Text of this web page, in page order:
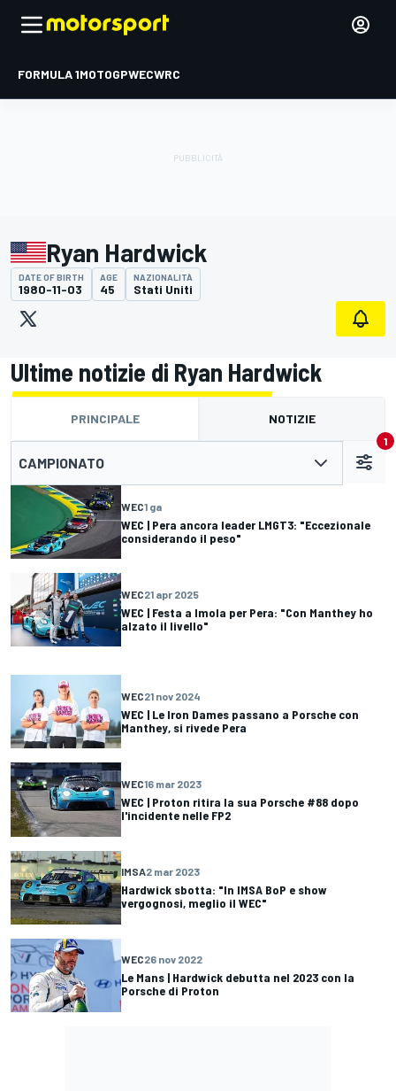
FORMULA 1MOTOGPWECWRC
Ryan Hardwick
DATE OF BIRTH
1980-11-03
AGE
45
NAZIONALITÀ
Stati Uniti
Ultime notizie di Ryan Hardwick
PRINCIPALE NOTIZIE
CAMPIONATO
1
WEC1 ga
WEC | Pera ancora leader LMGT3: "Eccezionale
considerando il peso"
WEC21 apr 2025
WEC | Festa a Imola per Pera: "Con Manthey ho
alzato il livello"
WEC21 nov 2024
WEC | Le Iron Dames passano a Porsche con
Manthey, si rivede Pera
WEC16 mar 2023
WEC | Proton ritira la sua Porsche #88 dopo
l'incidente nelle FP2
IMSA2 mar 2023
Hardwick sbotta: "In IMSA BoP e show
vergognosi, meglio il WEC"
WEC26 nov 2022
Le Mans | Hardwick debutta nel 2023 con la
Porsche di Proton